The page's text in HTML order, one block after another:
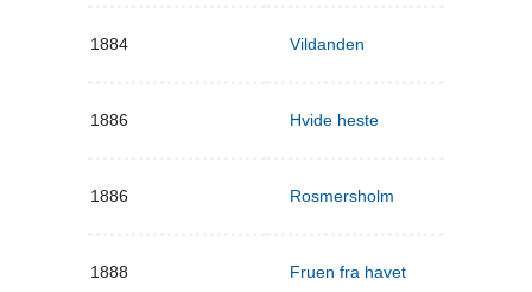
1884 Vildanden
1886 Hvide heste
1886 Rosmersholm
1888 Fruen fra havet